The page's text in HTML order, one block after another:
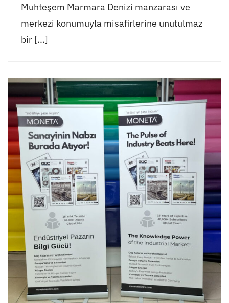
Muhteşem Marmara Denizi manzarası ve
merkezi konumuyla misafirlerine unutulmaz
bir [...]